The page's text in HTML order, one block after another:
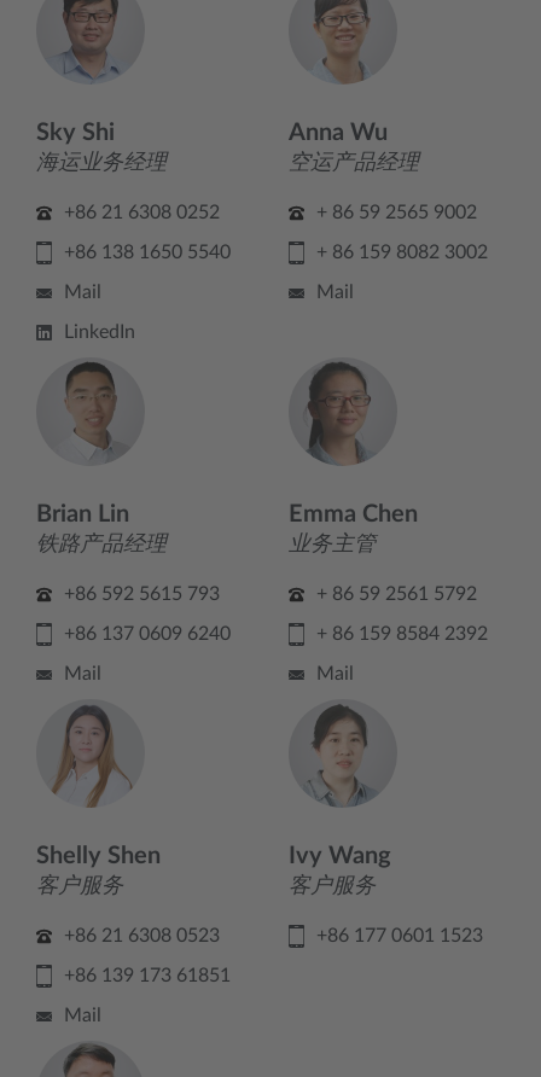
Sky Shi
海运业务经理
+86 21 6308 0252
+86 138 1650 5540
Mail
LinkedIn
Anna Wu
空运产品经理
+ 86 59 2565 9002
+ 86 159 8082 3002
Mail
Brian Lin
铁路产品经理
+86 592 5615 793
+86 137 0609 6240
Mail
Emma Chen
业务主管
+ 86 59 2561 5792
+ 86 159 8584 2392
Mail
Shelly Shen
客户服务
+86 21 6308 0523
+86 139 173 61851
Mail
Ivy Wang
客户服务
+86 177 0601 1523